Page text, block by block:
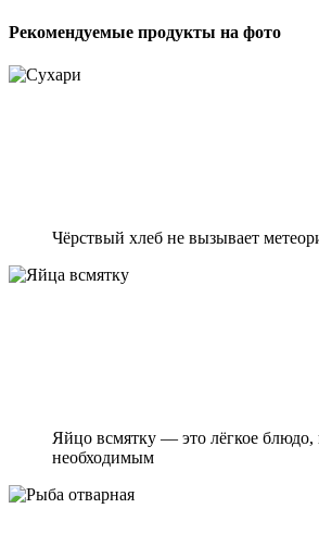
Рекомендуемые продукты на фото
Чёрствый хлеб не вызывает
Яйцо всмятку — это лёгкое
необходимым